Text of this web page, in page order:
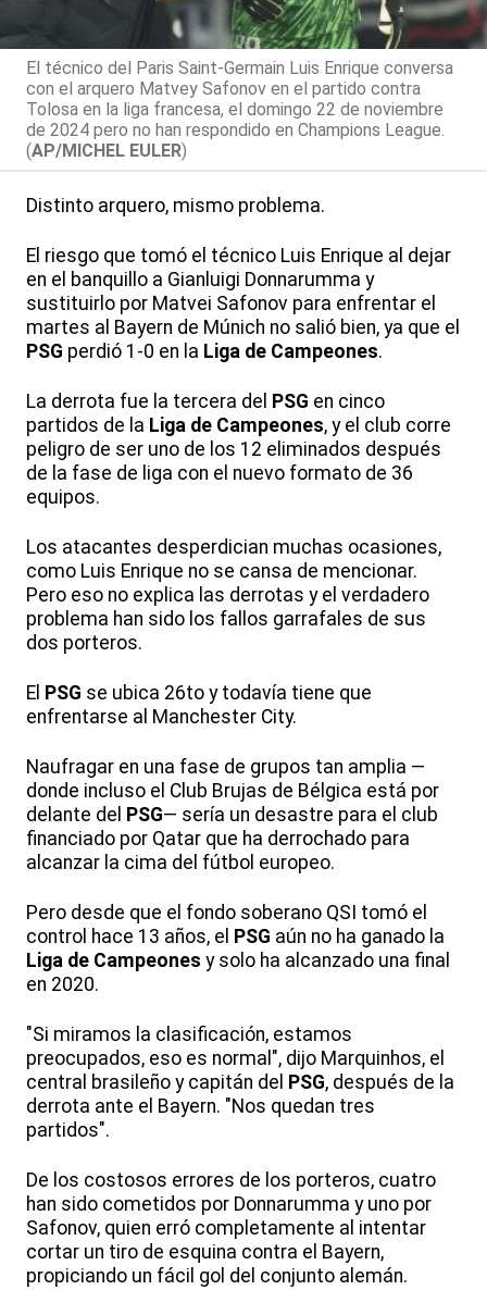
El técnico del Paris Saint-Germain Luis Enrique conversa
con el arquero Matvey Safonov en el partido contra
Tolosa en la liga francesa, el domingo 22 de noviembre
de 2024 pero no han respondido en Champions League.
(AP/MICHEL EULER)
Distinto arquero, mismo problema.
El riesgo que tomó el técnico Luis Enrique al dejar
en el banquillo a Gianluigi Donnarumma y
sustituirlo por Matvei Safonov para enfrentar el
martes al Bayern de Múnich no salió bien, ya que el
PSG perdió 1-0 en la Liga de Campeones.
La derrota fue la tercera del PSG en cinco
partidos de la Liga de Campeones, y el club corre
peligro de ser uno de los 12 eliminados después
de la fase de liga con el nuevo formato de 36
equipos.
Los atacantes desperdician muchas ocasiones,
como Luis Enrique no se cansa de mencionar.
Pero eso no explica las derrotas y el verdadero
problema han sido los fallos garrafales de sus
dos porteros.
El PSG se ubica 26to y todavía tiene que
enfrentarse al Manchester City.
Naufragar en una fase de grupos tan amplia —
donde incluso el Club Brujas de Bélgica está por
delante del PSG— sería un desastre para el club
financiado por Qatar que ha derrochado para
alcanzar la cima del fútbol europeo.
Pero desde que el fondo soberano QSI tomó el
control hace 13 años, el PSG aún no ha ganado la
Liga de Campeones y solo ha alcanzado una final
en 2020.
"Si miramos la clasificación, estamos
preocupados, eso es normal", dijo Marquinhos, el
central brasileño y capitán del PSG, después de la
derrota ante el Bayern. "Nos quedan tres
partidos".
De los costosos errores de los porteros, cuatro
han sido cometidos por Donnarumma y uno por
Safonov, quien erró completamente al intentar
cortar un tiro de esquina contra el Bayern,
propiciando un fácil gol del conjunto alemán.